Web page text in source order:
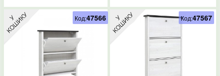
Код:47566 Код:47567